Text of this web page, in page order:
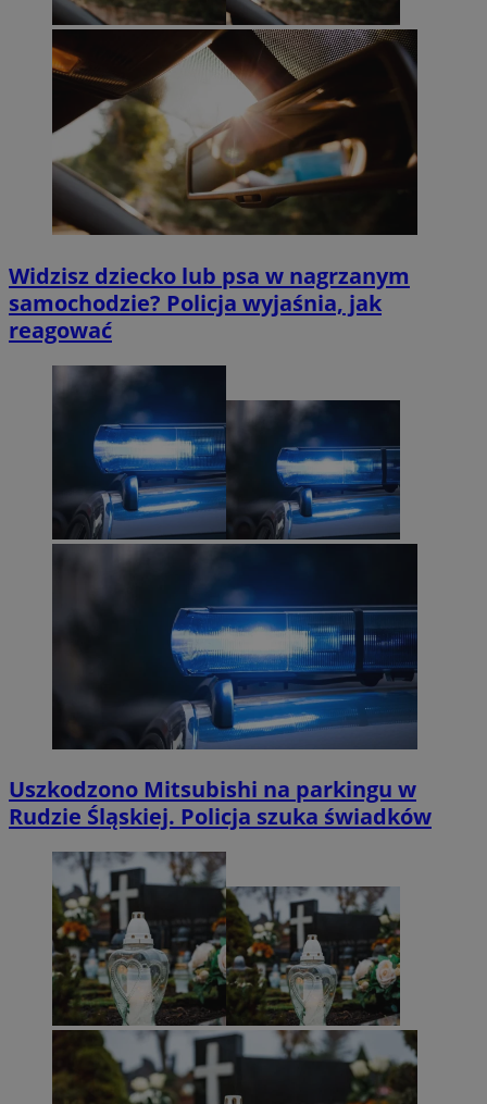
Widzisz dziecko lub psa w nagrzanym
samochodzie? Policja wyjaśnia, jak
reagować
Uszkodzono Mitsubishi na parkingu w
Rudzie Śląskiej. Policja szuka świadków